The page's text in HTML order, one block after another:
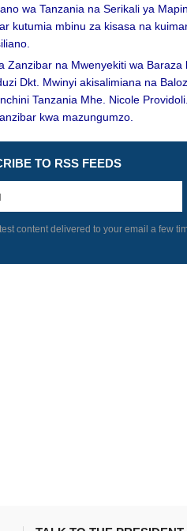
wa Tanzania na Serikali ya
kutumia mbinu za kisasa na
Zanzibar na Mwenyekiti wa Baraza
Dkt. Mwinyi akisalimiana na
Tanzania Mhe. Nicole
kwa mazungumzo.
TO RSS FEEDS
content delivered to your email a few